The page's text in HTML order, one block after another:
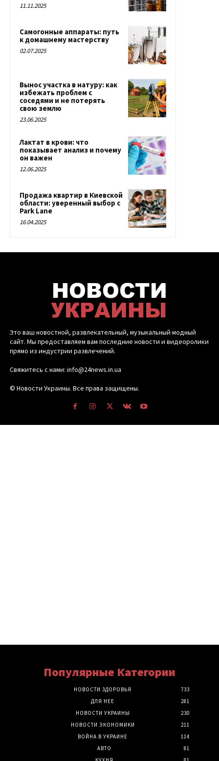
11.11.2025
Самогонные аппараты: путь
к домашнему мастерству
02.07.2025
Вынос участка в натуру: как
избежать проблем с
соседями и не потерять
свою землю
23.06.2025
Лактат в крови: что
показывает анализ и почему
он важен
12.06.2025
Продажа квартир в Киевской
области: уверенный выбор с
Park Lane
16.04.2025
Это ваш новостной, развлекательный, музыкальный модный
сайт. Мы предоставляем вам последние новости и видеоролики
прямо из индустрии развлечений.
Свяжитесь с нами: info@24news.in.ua
© Новости Украины. Все права защищены.
Популярные Категории
НОВОСТИ ЗДОРОВЬЯ
733
ДЛЯ НЕЕ
281
НОВОСТИ УКРАИНЫ
230
НОВОСТИ ЭКОНОМИКИ
211
ВОЙНА В УКРАИНЕ
114
АВТО
81